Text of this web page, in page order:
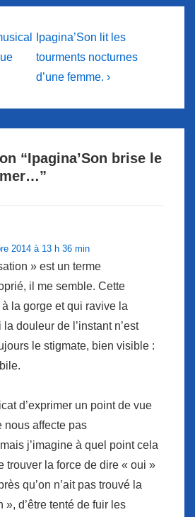
Next
Post
is
Ipagina’Son lit les
tourments nocturnes
d’une femme. ›
“Ipagina’Son brise le
”
2014 à 13 h 36 min
» est un terme
il me semble. Cette
la gorge et qui ravive la
douleur de l’instant n’est
le stigmate, bien visible :
d’exprimer un point de vue
nous affecte pas
j’imagine à quel point cela
trouver la force de dire « oui »
qu’on n’ait pas trouvé la
», d’être tenté de fuir les